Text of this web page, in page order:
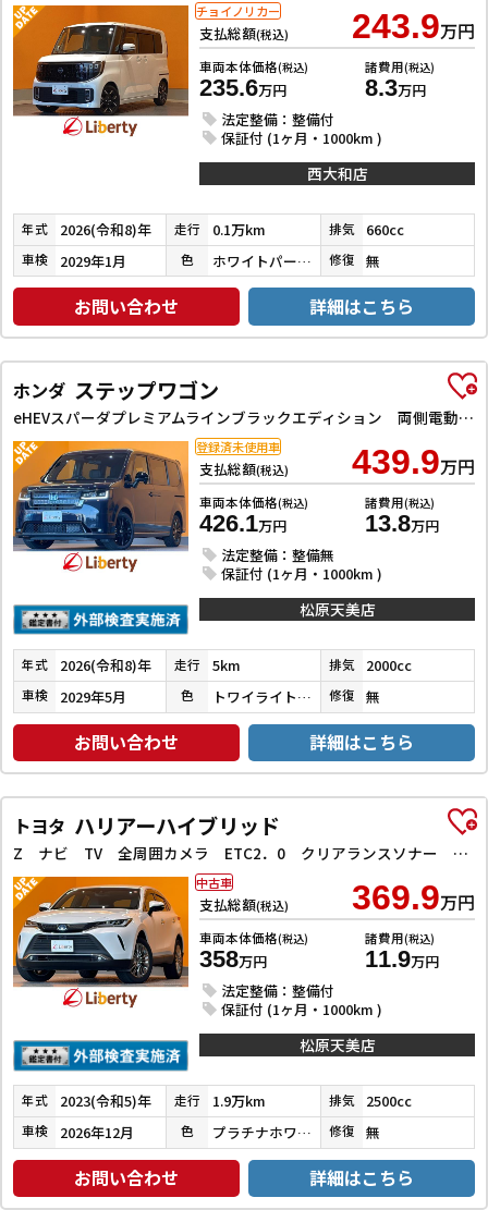
支払総額(税込) 243.9万円
車両本体価格(税込)
235.6万円
諸費用(税込)
8.3万円
法定整備：整備付
保証付 (1ヶ月・1000km )
チョイノリカー
西大和店
年式 2026(令和8)年 走行 0.1万km 排気 660cc
車検 2029年1月 色 ホワイトパール３コートパール 修復 無
お問い合わせ 詳細はこちら
ホンダ ステップワゴン
eHEVスパーダプレミアムラインブラックエディション 両側電動スライドドア アダプティブクルーズコントロール クリアランスソナー レーンアシスト 衝突被害軽減システム オートライト LEDヘッドランプ スマートキー 電動格納ミラー シートヒーター
支払総額(税込) 439.9万円
車両本体価格(税込)
426.1万円
諸費用(税込)
13.8万円
法定整備：整備無
保証付 (1ヶ月・1000km )
登録済未使用車
松原天美店
年式 2026(令和8)年 走行 5km 排気 2000cc
車検 2029年5月 色 トワイライトミストブラックパール 修復 無
お問い合わせ 詳細はこちら
トヨタ ハリアーハイブリッド
Z ナビ TV 全周囲カメラ ETC2．0 クリアランスソナー オートクルーズコントロール レーンアシスト パワーシート 衝突被害軽減システム オートマチックハイビーム LEDヘッドランプ 電動リアゲート
支払総額(税込) 369.9万円
車両本体価格(税込)
358万円
諸費用(税込)
11.9万円
法定整備：整備付
保証付 (1ヶ月・1000km )
中古車
松原天美店
年式 2023(令和5)年 走行 1.9万km 排気 2500cc
車検 2026年12月 色 プラチナホワイトパールマイカ 修復 無
お問い合わせ 詳細はこちら